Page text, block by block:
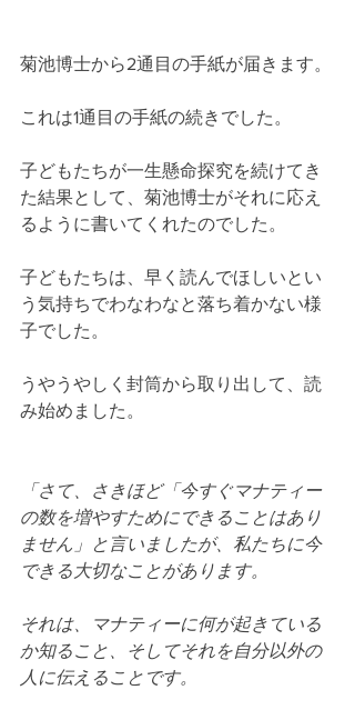
菊池博士から2通目の手紙が届きます。
これは1通目の手紙の続きでした。
子どもたちが一生懸命探究を続けてき
た結果として、菊池博士がそれに応え
るように書いてくれたのでした。
子どもたちは、早く読んでほしいとい
う気持ちでわなわなと落ち着かない様
子でした。
うやうやしく封筒から取り出して、読
み始めました。
「さて、さきほど「今すぐマナティー
の数を増やすためにできることはあり
ません」と言いましたが、私たちに今
できる大切なことがあります。
それは、マナティーに何が起きている
か知ること、そしてそれを自分以外の
人に伝えることです。